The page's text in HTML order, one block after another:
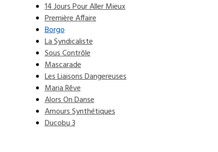
14 Jours Pour Aller Mieux
Première Affaire
Borgo
La Syndicaliste
Sous Contrôle
Mascarade
Les Liaisons Dangereuses
Maria Rêve
Alors On Danse
Amours Synthétiques
Ducobu 3